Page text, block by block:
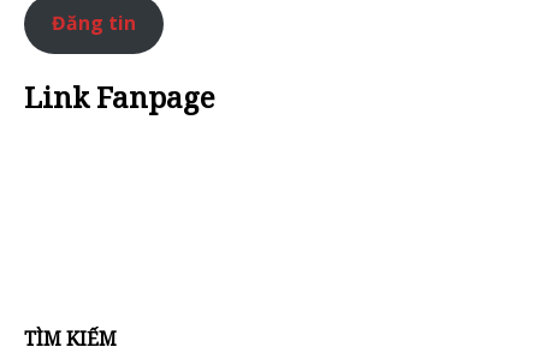
Đăng tin
Link Fanpage
TÌM KIẾM